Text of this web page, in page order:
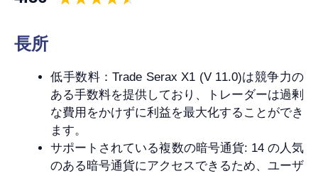
長所
低手数料：Trade Serax X1 (V 11.0)は競争力の
ある手数料を提供しており、トレーダーは過剰
な費用をかけずに利益を最大化することができ
ます。
サポートされている複数の暗号通貨: 14 の人気
のある暗号通貨にアクセスできるため、ユーザ